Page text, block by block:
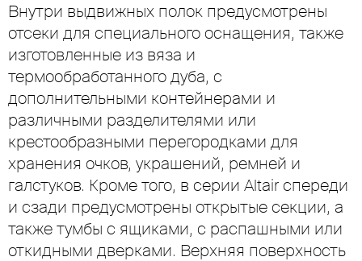
Внутри выдвижных полок предусмотрены
отсеки для специального оснащения, также
изготовленные из вяза и
термообработанного дуба, c
дополнительными контейнерами и
различными разделителями или
крестообразными перегородками для
хранения очков, украшений, ремней и
галстуков. Кроме того, в серии Altair спереди
и сзади предусмотрены открытые секции, а
также тумбы с ящиками, с распашными или
откидными дверками. Верхняя поверхность